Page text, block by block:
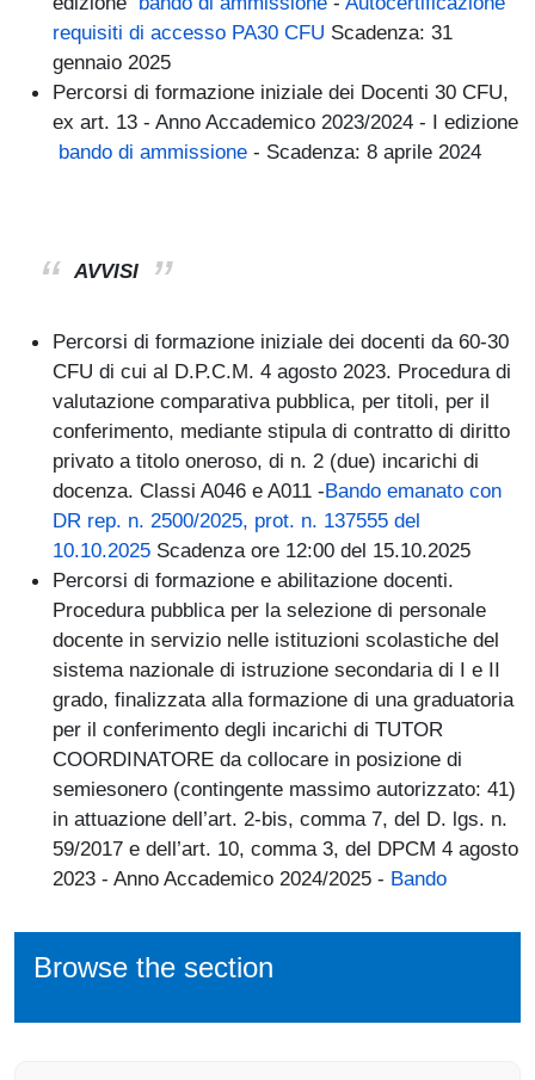
requisiti di accesso PA30 CFU Scadenza: 31
gennaio 2025
Percorsi di formazione iniziale dei Docenti 30 CFU,
ex art. 13 - Anno Accademico 2023/2024 - I edizione
bando di ammissione - Scadenza: 8 aprile 2024
AVVISI
Percorsi di formazione iniziale dei docenti da 60-30
CFU di cui al D.P.C.M. 4 agosto 2023. Procedura di
valutazione comparativa pubblica, per titoli, per il
conferimento, mediante stipula di contratto di diritto
privato a titolo oneroso, di n. 2 (due) incarichi di
docenza. Classi A046 e A011 -Bando emanato con
DR rep. n. 2500/2025, prot. n. 137555 del
10.10.2025 Scadenza ore 12:00 del 15.10.2025
Percorsi di formazione e abilitazione docenti.
Procedura pubblica per la selezione di personale
docente in servizio nelle istituzioni scolastiche del
sistema nazionale di istruzione secondaria di I e II
grado, finalizzata alla formazione di una graduatoria
per il conferimento degli incarichi di TUTOR
COORDINATORE da collocare in posizione di
semiesonero (contingente massimo autorizzato: 41)
in attuazione dell’art. 2-bis, comma 7, del D. lgs. n.
59/2017 e dell’art. 10, comma 3, del DPCM 4 agosto
2023 - Anno Accademico 2024/2025 - Bando
Browse the section